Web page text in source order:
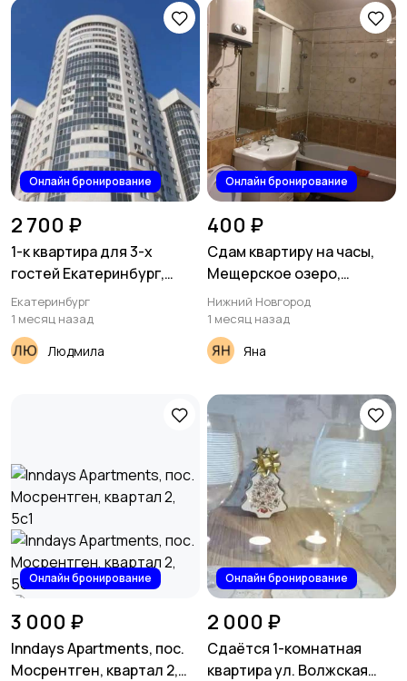
Онлайн бронирование
2 700 ₽
1-к квартира для 3-х
гостей Екатеринбург,
улица Красных
Командиров, 23
Екатеринбург
1 месяц назад
Людмила
Онлайн бронирование
400 ₽
Сдам квартиру на часы,
Мещерское озеро,
Нижний Мещерский
бульвар 5а
Нижний Новгород
1 месяц назад
Яна
Онлайн бронирование
3 000 ₽
Inndays Apartments, пос.
Мосрентген, квартал 2,
Онлайн бронирование
2 000 ₽
Сдаётся 1-комнатная
квартира ул. Волжская